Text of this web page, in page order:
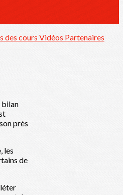
des cours Vidéos Partenaires
bilan
près
les
de